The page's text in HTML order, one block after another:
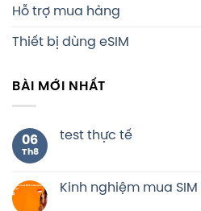
Hỗ trợ mua hàng
Thiết bị dùng eSIM
BÀI MỚI NHẤT
06
Th8
test thực tế
Kinh nghiệm mua